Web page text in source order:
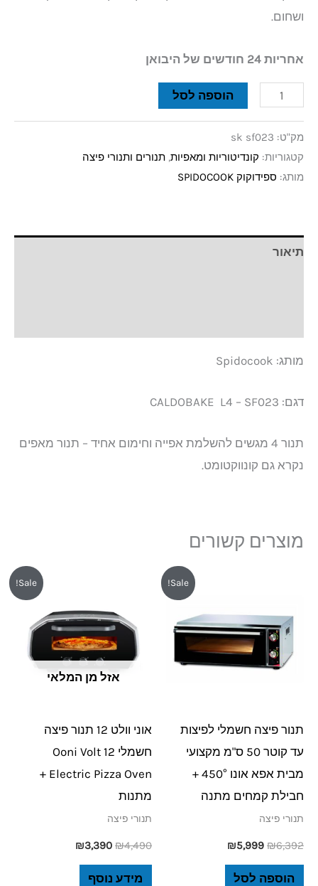
ושחום.
אחריות 24 חודשים של היבואן
הוספה לסל
מק"ט: sk sf023
קטגוריות: קונדיטוריות ומאפיות, תנורים ותנורי פיצה
מותג: ספידוקוק SPIDOCOOK
תיאור
מותג: Spidocook
דגם: CALDOBAKE L4 – SF023
תנור 4 מגשים להשלמת אפייה וחימום אחיד – תנור מאפים
נקרא גם קונווקטומט.
מוצרים קשורים
Sale!
תנור פיצה חשמלי לפיצות
עד קוטר 50 ס"מ מקצועי
מבית אפא אונו 450° +
חבילת קמחים מתנה
תנורי פיצה
₪6,392
₪6,392.
₪5,999
₪5,999.
הוספה לסל
Sale!
אזל מן המלאי
אוני וולט 12 תנור פיצה
חשמלי Ooni Volt 12
Electric Pizza Oven +
מתנות
תנורי פיצה
₪4,490
₪4,490.
₪3,390
₪3,390.
מידע נוסף